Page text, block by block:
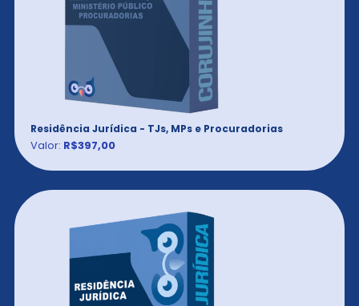
Residência Jurídica - TJs, MPs e Procuradorias
Valor: R$397,00